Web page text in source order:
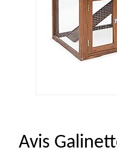
Avis